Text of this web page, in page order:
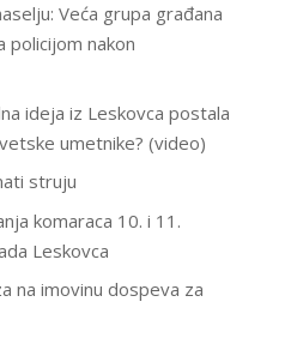
Veća grupa građana
policijom nakon
ideja iz Leskovca postala
umetnike? (video)
struju
komaraca 10. i 11.
Leskovca
na imovinu dospeva za